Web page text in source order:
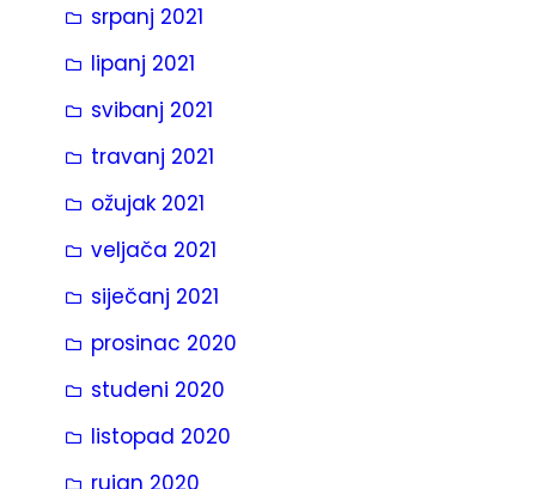
srpanj 2021
lipanj 2021
svibanj 2021
travanj 2021
ožujak 2021
veljača 2021
siječanj 2021
prosinac 2020
studeni 2020
listopad 2020
rujan 2020